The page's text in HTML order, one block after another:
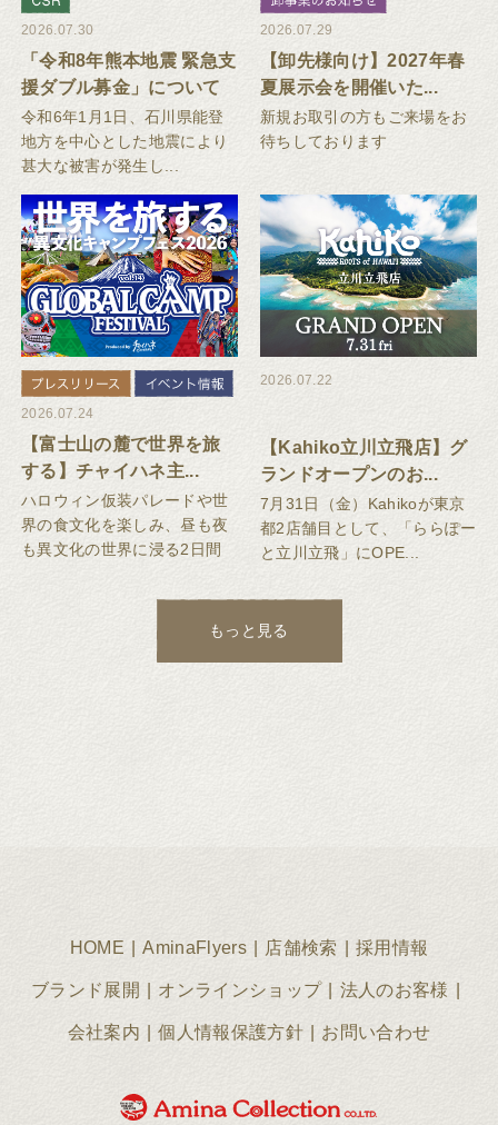
2026.07.30
「令和8年熊本地震 緊急支
援ダブル募金」について
令和6年1月1日、石川県能登
地方を中心とした地震により
甚大な被害が発生し...
2026.07.29
【卸先様向け】2027年春
夏展示会を開催いた...
新規お取引の方もご来場をお
待ちしております
2026.07.24
【富士山の麓で世界を旅
する】チャイハネ主...
ハロウィン仮装パレードや世
界の食文化を楽しみ、昼も夜
も異文化の世界に浸る2日間
2026.07.22
【Kahiko立川立飛店】グ
ランドオープンのお...
7月31日（金）Kahikoが東京
都2店舗目として、「ららぽー
と立川立飛」にOPE...
もっと見る
HOME AminaFlyers 店舗検索 採用情報
ブランド展開 オンラインショップ 法人のお客様
会社案内 個人情報保護方針 お問い合わせ